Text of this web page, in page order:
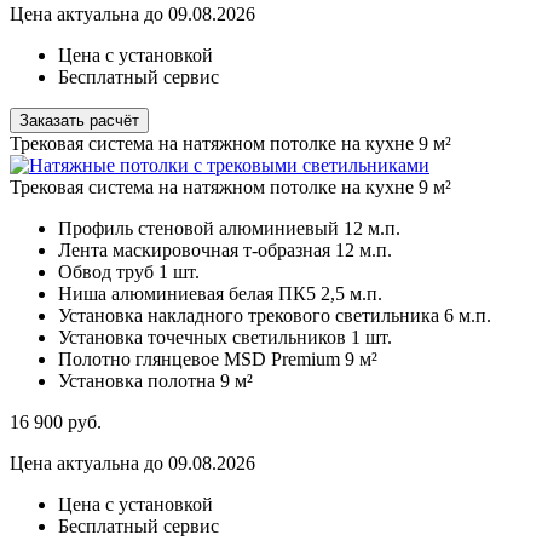
Цена актуальна до 09.08.2026
Цена с установкой
Бесплатный сервис
Заказать расчёт
Трековая система на натяжном потолке на кухне 9 м²
Трековая система на натяжном потолке на кухне 9 м²
Профиль стеновой алюминиевый 12 м.п.
Лента маскировочная т-образная 12 м.п.
Обвод труб 1 шт.
Ниша алюминиевая белая ПК5 2,5 м.п.
Установка накладного трекового светильника 6 м.п.
Установка точечных светильников 1 шт.
Полотно глянцевое MSD Premium 9 м²
Установка полотна 9 м²
16 900 руб.
Цена актуальна до 09.08.2026
Цена с установкой
Бесплатный сервис